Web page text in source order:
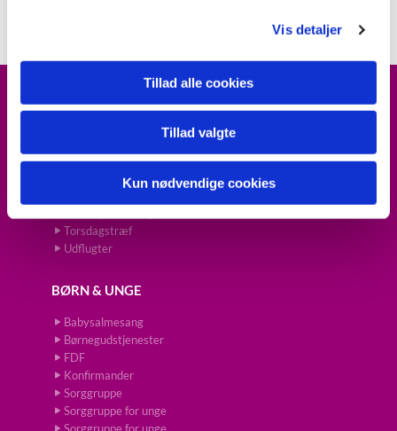
Vis detaljer
Tillad alle cookies
Tillad valgte
Kun nødvendige cookies
ARRANGEMENTER
Julehilsen til alle skolebørn
Torsdagstræf
Udflugter
BØRN & UNGE
Babysalmesang
Børnegudstjenester
FDF
Konfirmander
Sorggruppe
Sorggruppe for unge